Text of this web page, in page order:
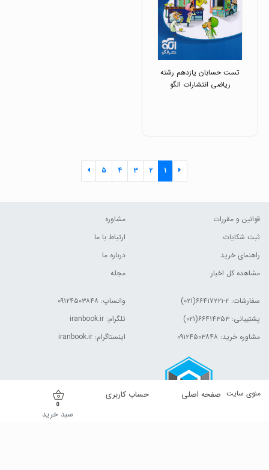
صفحه اصلی منوی سایت حساب کاربری
0
سبد خرید
تست حسابان یازدهم رشته
ریاضی انتشارات الگو
۱ ۲ ۳ ۴ ۵
قوانین و مقررات
ثبت شکایات
راهنمای خرید
مشاهده کل اخبار
مشاوره
ارتباط با ما
درباره ما
مجله
سفارشات: ۲-۶۶۴۱۷۲۲۱(۰۲۱)
پشتیبانی: ۶۶۴۱۴۳۵۳(۰۲۱)
مشاوره خرید: ۰۹۱۲۴۵۰۳۸۴۸
واتساپ: ۰۹۱۲۴۵۰۳۸۴۸
تلگرام: iranbook.ir
اینستاگرام: iranbook.ir